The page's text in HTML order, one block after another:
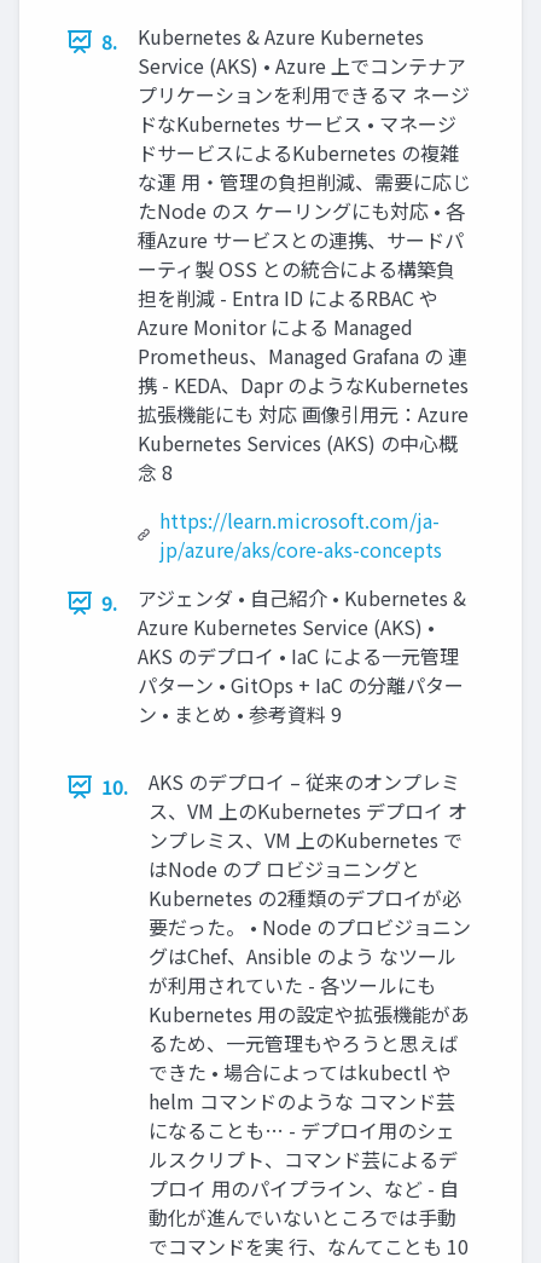
8.
Kubernetes & Azure Kubernetes
Service (AKS) • Azure 上でコンテナア
プリケーションを利用できるマ ネージ
ドなKubernetes サービス • マネージ
ドサービスによるKubernetes の複雑
な運 用・管理の負担削減、需要に応じ
たNode のス ケーリングにも対応 • 各
種Azure サービスとの連携、サードパ
ーティ製 OSS との統合による構築負
担を削減 - Entra ID によるRBAC や
Azure Monitor による Managed
Prometheus、Managed Grafana の 連
携 - KEDA、Dapr のようなKubernetes
拡張機能にも 対応 画像引用元：Azure
Kubernetes Services (AKS) の中心概
念 8
https://learn.microsoft.com/ja-
jp/azure/aks/core-aks-concepts
9.
アジェンダ • 自己紹介 • Kubernetes &
Azure Kubernetes Service (AKS) •
AKS のデプロイ • IaC による一元管理
パターン • GitOps + IaC の分離パター
ン • まとめ • 参考資料 9
10.
AKS のデプロイ – 従来のオンプレミ
ス、VM 上のKubernetes デプロイ オ
ンプレミス、VM 上のKubernetes で
はNode のプ ロビジョニングと
Kubernetes の2種類のデプロイが必
要だった。 • Node のプロビジョニン
グはChef、Ansible のよう なツール
が利用されていた - 各ツールにも
Kubernetes 用の設定や拡張機能があ
るため、一元管理もやろうと思えば
できた • 場合によってはkubectl や
helm コマンドのような コマンド芸
になることも… - デプロイ用のシェ
ルスクリプト、コマンド芸によるデ
プロイ 用のパイプライン、など - 自
動化が進んでいないところでは手動
でコマンドを実 行、なんてことも 10